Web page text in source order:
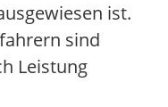
ist.
sind
Leistung